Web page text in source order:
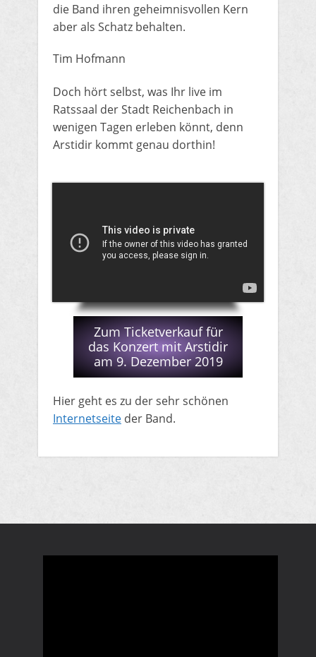
die Band ihren geheimnisvollen Kern
aber als Schatz behalten.
​Tim Hofmann
​Doch hört selbst, was Ihr live im
Ratssaal der Stadt Reichenbach in
wenigen Tagen erleben könnt, denn
Arstidir kommt genau dorthin!
​Zum Ticketverkauf für
das Konzert mit Arstidir
am 9. Dezember 2019
​​Hier geht es zu der sehr schönen
Internetseite der Band.